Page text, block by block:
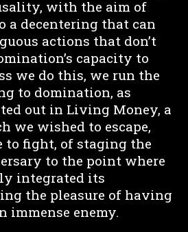
with the aim of
a decentering that can
actions that don’t
capacity to
we do this, we run the
to domination, as
out in Living Money, a
we wished to escape,
to fight, of staging the
to the point where
integrated its
the pleasure of having
immense enemy.